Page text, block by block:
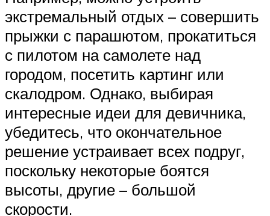
экстремальный отдых – совершить
прыжки с парашютом, прокатиться
с пилотом на самолете над
городом, посетить картинг или
скалодром. Однако, выбирая
интересные идеи для девичника,
убедитесь, что окончательное
решение устраивает всех подруг,
поскольку некоторые боятся
высоты, другие – большой
скорости.